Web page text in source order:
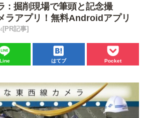
: 掘削現場で筆頭と記念撮
ラアプリ！無料Androidアプリ
[PR記事]
Line はてブ Pocket